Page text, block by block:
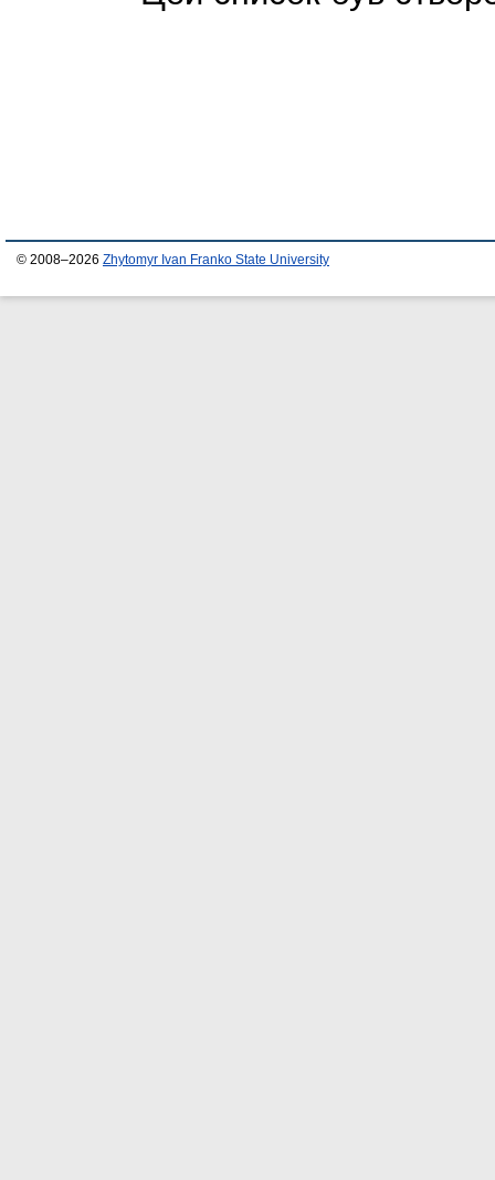
© 2008–2026 Zhytomyr Ivan Franko State University